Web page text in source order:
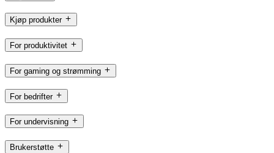
Kjøp produkter
For produktivitet
For gaming og strømming
For bedrifter
For undervisning
Brukerstøtte